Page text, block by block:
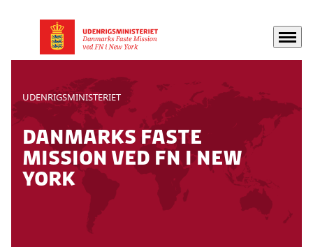
Gå til forsiden Menu
UDENRIGSMINISTERIET
DANMARKS FASTE
MISSION VED FN I NEW
YORK